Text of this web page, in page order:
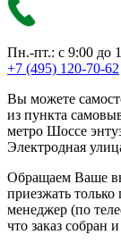
Пн.-пт.: с 9:00 до
+7 (495) 120-70-62
Вы можете
из пункта
метро Шоссе
Электродная
Обращаем Ваше
приезжать
менеджер (по
что заказ собран